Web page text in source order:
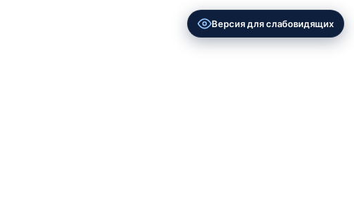
Версия для слабовидящих